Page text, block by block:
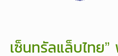
เซ็นทรัลแล็บไทย